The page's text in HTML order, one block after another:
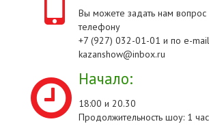
Вы можете задать нам вопрос
телефону
+7 (927) 032-01-01 и по e-
kazanshow@inbox.ru
Начало:
18:00 и 20.30
Продолжительность шоу: 1